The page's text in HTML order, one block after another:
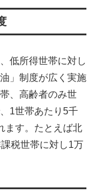
低所得世帯に対し
」制度が広く実施
、高齢者のみ世
1世帯あたり5千
ます。たとえば北
税世帯に対し1万